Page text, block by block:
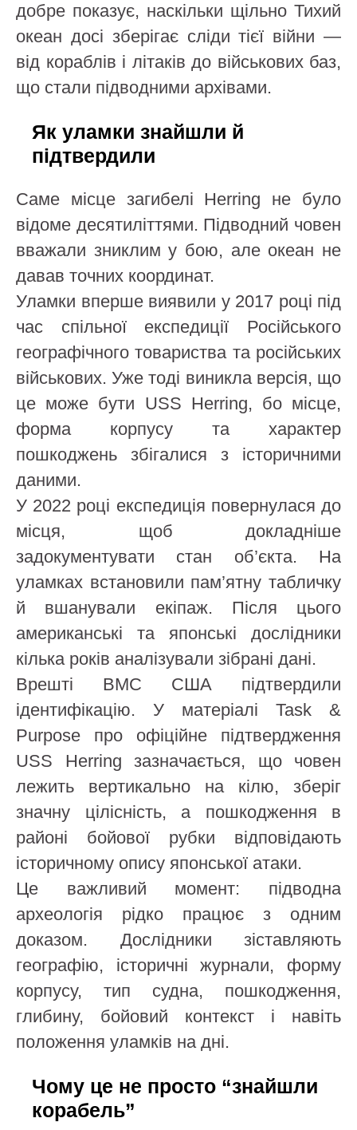
добре показує, наскільки щільно Тихий
океан досі зберігає сліди тієї війни —
від кораблів і літаків до військових баз,
що стали підводними архівами.
Як уламки знайшли й
підтвердили
Саме місце загибелі Herring не було
відоме десятиліттями. Підводний човен
вважали зниклим у бою, але океан не
давав точних координат.
Уламки вперше виявили у 2017 році під
час спільної експедиції Російського
географічного товариства та російських
військових. Уже тоді виникла версія, що
це може бути USS Herring, бо місце,
форма корпусу та характер
пошкоджень збігалися з історичними
даними.
У 2022 році експедиція повернулася до
місця, щоб докладніше
задокументувати стан об’єкта. На
уламках встановили пам’ятну табличку
й вшанували екіпаж. Після цього
американські та японські дослідники
кілька років аналізували зібрані дані.
Врешті ВМС США підтвердили
ідентифікацію. У матеріалі Task &
Purpose про офіційне підтвердження
USS Herring зазначається, що човен
лежить вертикально на кілю, зберіг
значну цілісність, а пошкодження в
районі бойової рубки відповідають
історичному опису японської атаки.
Це важливий момент: підводна
археологія рідко працює з одним
доказом. Дослідники зіставляють
географію, історичні журнали, форму
корпусу, тип судна, пошкодження,
глибину, бойовий контекст і навіть
положення уламків на дні.
Чому це не просто “знайшли
корабель”